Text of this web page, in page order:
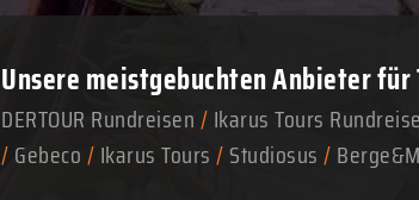
Unsere meistgebuchten Anbieter für
DERTOUR Rundreisen/Ikarus Tours
/Gebeco/Ikarus Tours/Studiosus/